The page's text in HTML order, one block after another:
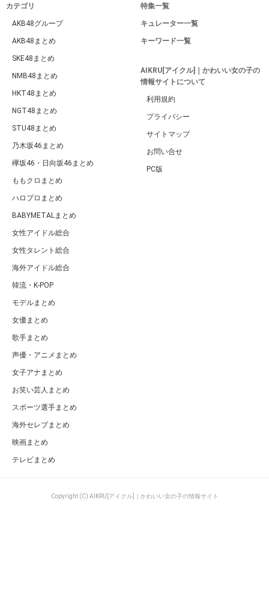
カテゴリ
AKB48グループ
AKB48まとめ
SKE48まとめ
NMB48まとめ
HKT48まとめ
NGT48まとめ
STU48まとめ
乃木坂46まとめ
欅坂46・日向坂46まとめ
ももクロまとめ
ハロプロまとめ
BABYMETALまとめ
女性アイドル総合
女性タレント総合
海外アイドル総合
韓流・K-POP
モデルまとめ
女優まとめ
歌手まとめ
声優・アニメまとめ
女子アナまとめ
お笑い芸人まとめ
スポーツ選手まとめ
海外セレブまとめ
映画まとめ
テレビまとめ
特集一覧
キュレーター一覧
キーワード一覧
AIKRU[アイクル]｜かわいい女の子の
情報サイトについて
利用規約
プライバシー
サイトマップ
お問い合せ
PC版
Copyright (C) AIKRU[アイクル]｜かわいい女の子の情報サイト